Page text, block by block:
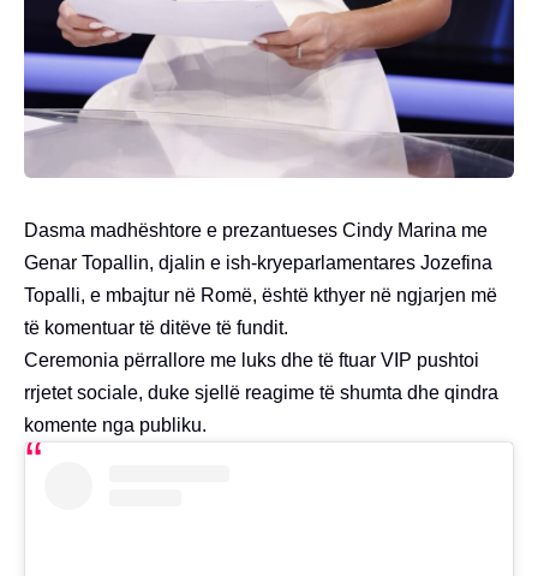
Dasma madhështore e prezantueses Cindy Marina me
Genar Topallin, djalin e ish-kryeparlamentares Jozefina
Topalli, e mbajtur në Romë, është kthyer në ngjarjen më
të komentuar të ditëve të fundit.
Ceremonia përrallore me luks dhe të ftuar VIP pushtoi
rrjetet sociale, duke sjellë reagime të shumta dhe qindra
komente nga publiku.